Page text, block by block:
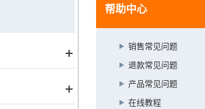
务，为所有
帮助中心
销售常见问题
退款常见问题
产品常见问题
在线教程